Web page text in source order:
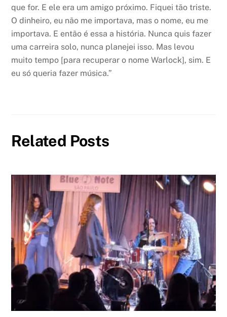
que for. E ele era um amigo próximo. Fiquei tão triste.
O dinheiro, eu não me importava, mas o nome, eu me
importava. E então é essa a história. Nunca quis fazer
uma carreira solo, nunca planejei isso. Mas levou
muito tempo [para recuperar o nome Warlock], sim. E
eu só queria fazer música.”
Related Posts